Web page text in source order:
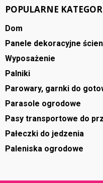
POPULARNE
Dom
Panele dekoracyjne
Wyposażenie
Palniki
Parowary, garnki do
Parasole ogrodowe
Pasy transportowe do
Pałeczki do jedzenia
Paleniska ogrodowe